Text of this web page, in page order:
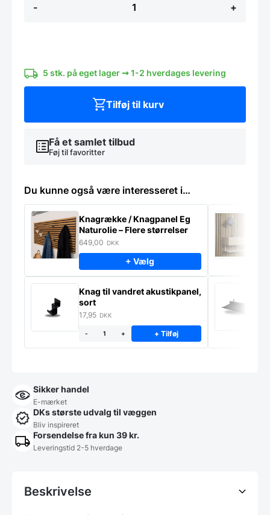
-
LED,
antal
+
5 stk. på eget lager ➞ 1-2 hverdages levering
Få et samlet tilbud
Føj til favoritter
Tilføj til kurv
Du kunne også være interesseret i…
Knagrække / Knagpanel Eg
Naturolie – Flere størrelser
649,00 DKK
+ Vælg
Knag til vandret akustikpanel,
sort
17,95 DKK
- + + Tilføj
Sikker handel
E-mærket
DKs største udvalg til væggen
Bliv inspireret
Forsendelse fra kun 39 kr.
Leveringstid 2-5 hverdage
Beskrivelse